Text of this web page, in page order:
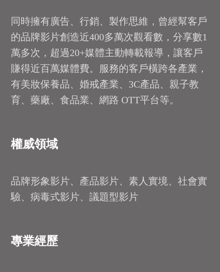
同時擁有廣告、行銷、製作思維，曾經幫客戶
的品牌影片創造近400多萬次觀看數，分享數1
萬多次，超過20+媒體主動轉載報導，讓客戶
賺得近百萬媒體費。服務的客戶橫跨各產業，
有美妝保養品、婚戒產業、3C產品、親子教
育、藥廠、食品業、網路 OTT平台等。
權威領域
品牌形象影片、產品影片、素人實境、社會實
驗、病毒式影片、議題型影片
專業經歷